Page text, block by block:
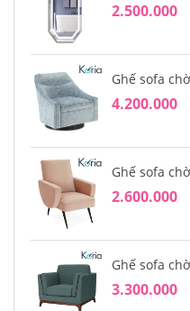
2.500.000
Ghế sofa
4.200.000
Ghế sofa
2.600.000
Ghế sofa
3.300.000